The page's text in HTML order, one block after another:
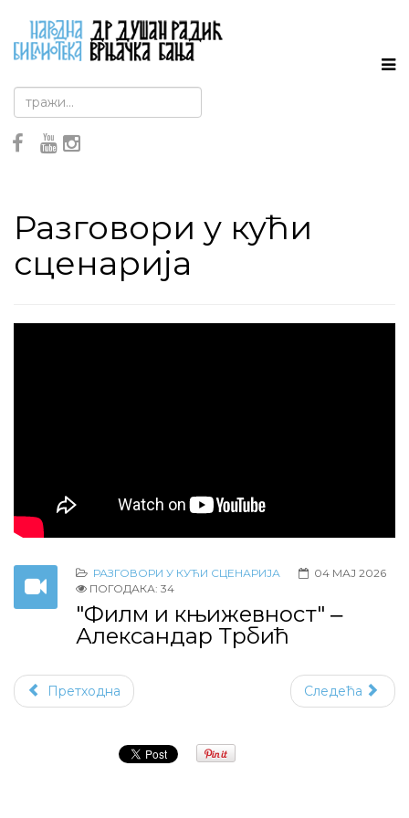
Разговори у кући
сценарија
РАЗГОВОРИ У КУЋИ СЦЕНАРИЈА
04 МАЈ 2026
ПОГОДАКА: 34
"Филм и књижевност" ‒
Александар Трбић
Претходна Следећа